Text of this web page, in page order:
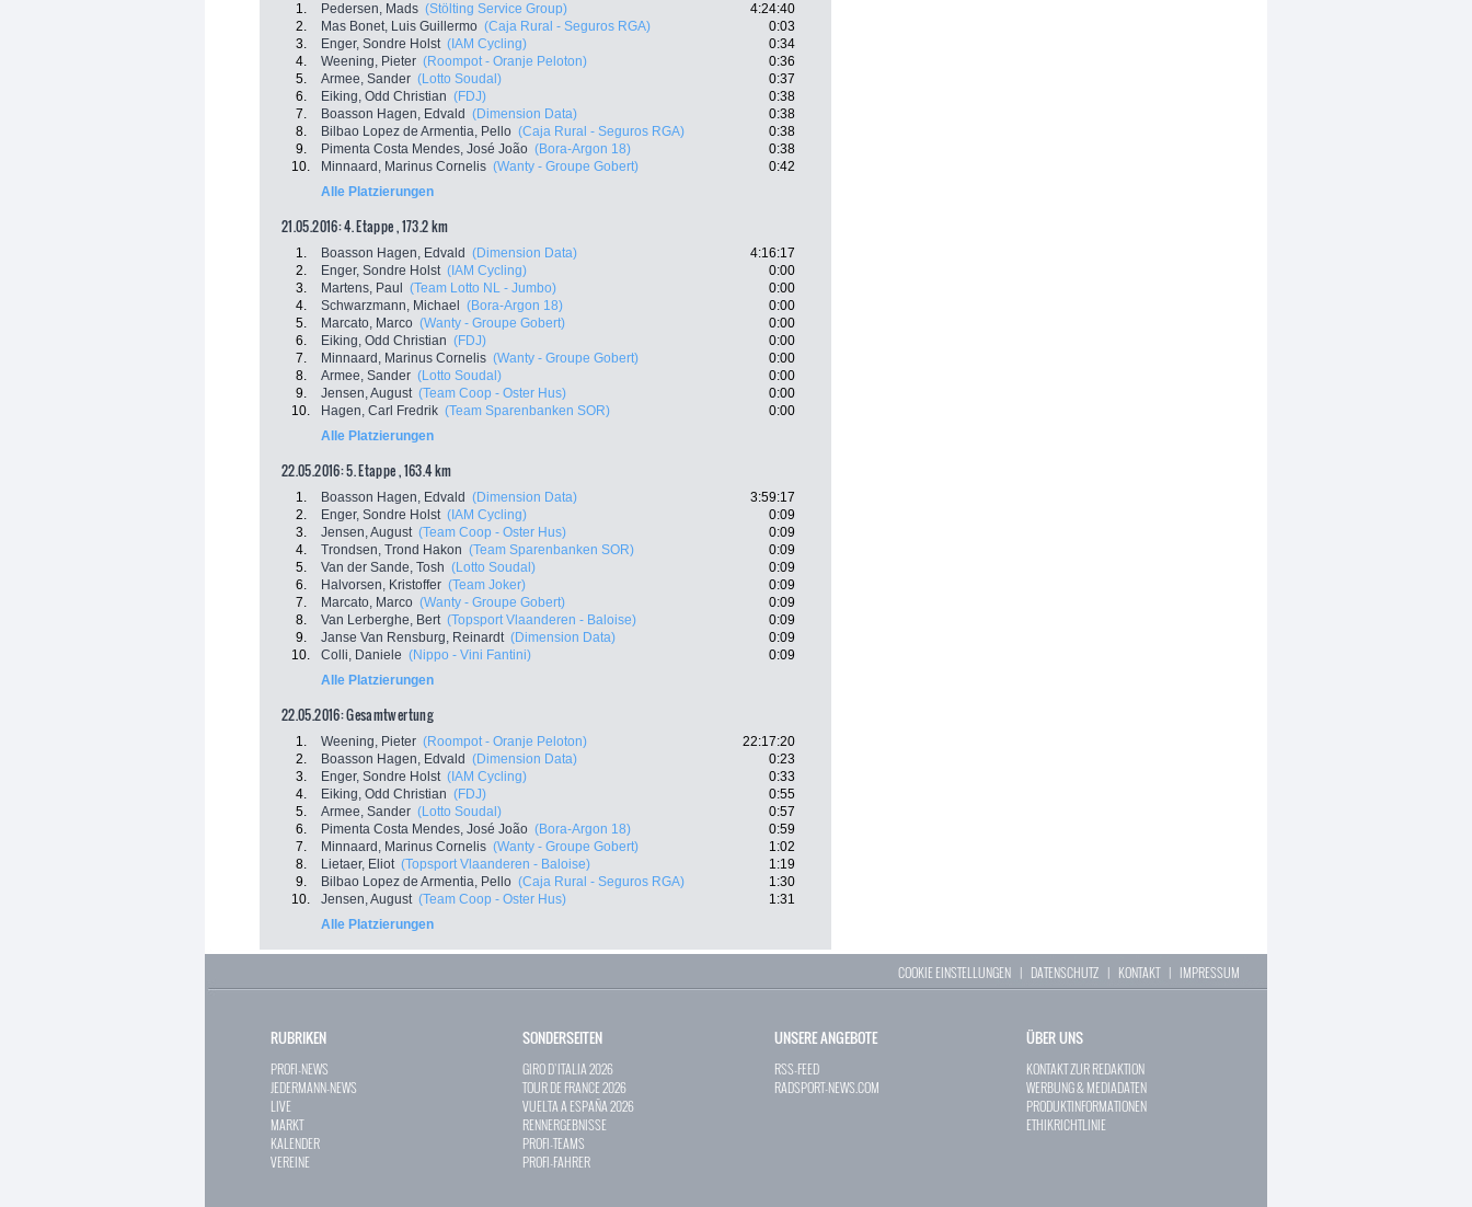
1. Pedersen, Mads (Stölting Service Group)
4:24:40
2.
Mas Bonet, Luis Guillermo (Caja Rural - Seguros RGA)
0:03
3.
Enger, Sondre Holst (IAM Cycling)
0:34
4.
Weening, Pieter (Roompot - Oranje Peloton)
0:36
5.
Armee, Sander (Lotto Soudal)
0:37
6.
Eiking, Odd Christian (FDJ)
0:38
7.
Boasson Hagen, Edvald (Dimension Data)
0:38
8.
Bilbao Lopez de Armentia, Pello (Caja Rural - Seguros RGA)
0:38
9.
Pimenta Costa Mendes, José João (Bora-Argon 18)
0:38
10.
Minnaard, Marinus Cornelis (Wanty - Groupe Gobert)
0:42
Alle Platzierungen
21.05.2016: 4. Etappe , 173.2 km
1. Boasson Hagen, Edvald (Dimension Data)
4:16:17
2.
Enger, Sondre Holst (IAM Cycling)
0:00
3.
Martens, Paul (Team Lotto NL - Jumbo)
0:00
4.
Schwarzmann, Michael (Bora-Argon 18)
0:00
5.
Marcato, Marco (Wanty - Groupe Gobert)
0:00
6.
Eiking, Odd Christian (FDJ)
0:00
7.
Minnaard, Marinus Cornelis (Wanty - Groupe Gobert)
0:00
8.
Armee, Sander (Lotto Soudal)
0:00
9.
Jensen, August (Team Coop - Oster Hus)
0:00
10.
Hagen, Carl Fredrik (Team Sparenbanken SOR)
0:00
Alle Platzierungen
22.05.2016: 5. Etappe , 163.4 km
1. Boasson Hagen, Edvald (Dimension Data)
3:59:17
2.
Enger, Sondre Holst (IAM Cycling)
0:09
3.
Jensen, August (Team Coop - Oster Hus)
0:09
4.
Trondsen, Trond Hakon (Team Sparenbanken SOR)
0:09
5.
Van der Sande, Tosh (Lotto Soudal)
0:09
6.
Halvorsen, Kristoffer (Team Joker)
0:09
7.
Marcato, Marco (Wanty - Groupe Gobert)
0:09
8.
Van Lerberghe, Bert (Topsport Vlaanderen - Baloise)
0:09
9.
Janse Van Rensburg, Reinardt (Dimension Data)
0:09
10.
Colli, Daniele (Nippo - Vini Fantini)
0:09
Alle Platzierungen
22.05.2016: Gesamtwertung
1. Weening, Pieter (Roompot - Oranje Peloton)
22:17:20
2.
Boasson Hagen, Edvald (Dimension Data)
0:23
3.
Enger, Sondre Holst (IAM Cycling)
0:33
4.
Eiking, Odd Christian (FDJ)
0:55
5.
Armee, Sander (Lotto Soudal)
0:57
6.
Pimenta Costa Mendes, José João (Bora-Argon 18)
0:59
7.
Minnaard, Marinus Cornelis (Wanty - Groupe Gobert)
1:02
8.
Lietaer, Eliot (Topsport Vlaanderen - Baloise)
1:19
9.
Bilbao Lopez de Armentia, Pello (Caja Rural - Seguros RGA)
1:30
10.
Jensen, August (Team Coop - Oster Hus)
1:31
Alle Platzierungen
COOKIE EINSTELLUNGEN | DATENSCHUTZ | KONTAKT| IMPRESSUM
RUBRIKEN
PROFI-NEWS
JEDERMANN-NEWS
LIVE
MARKT
KALENDER
VEREINE
SONDERSEITEN
GIRO D`ITALIA 2026
TOUR DE FRANCE 2026
VUELTA A ESPAÑA 2026
RENNERGEBNISSE
PROFI-TEAMS
PROFI-FAHRER
UNSERE ANGEBOTE
RSS-FEED
RADSPORT-NEWS.COM
ÜBER UNS
KONTAKT ZUR REDAKTION
WERBUNG & MEDIADATEN
PRODUKTINFORMATIONEN
ETHIKRICHTLINIE